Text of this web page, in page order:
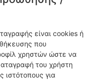
είναι cookies ή
που
χρηστών ώστε να
του χρήστη
ιστότοπους για